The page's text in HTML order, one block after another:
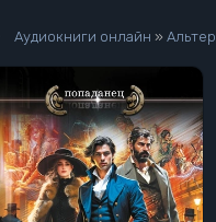
Аудиокниги онлайн »